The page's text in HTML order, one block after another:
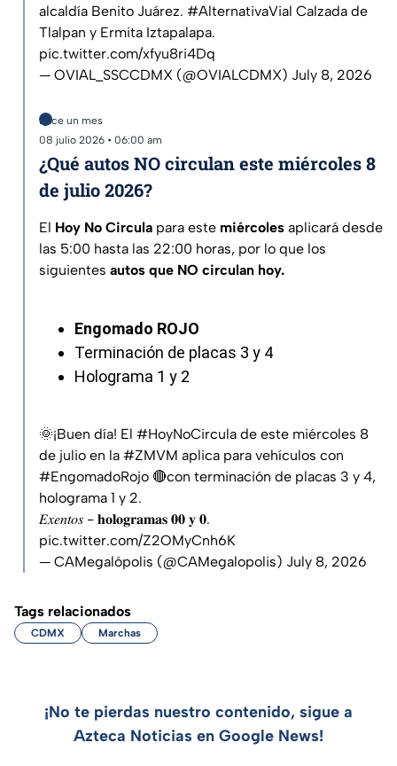
alcaldía Benito Juárez. #AlternativaVial Calzada de
Tlalpan y Ermita Iztapalapa.
pic.twitter.com/xfyu8ri4Dq
— OVIAL_SSCCDMX (@OVIALCDMX) July 8, 2026
Hace un mes
08 julio 2026 • 06:00 am
¿Qué autos NO circulan este miércoles 8
de julio 2026?
El Hoy No Circula para este miércoles aplicará desde
las 5:00 hasta las 22:00 horas, por lo que los
siguientes autos que NO circulan hoy.
Engomado ROJO
Terminación de placas 3 y 4
Holograma 1 y 2
🌞¡Buen día! El #HoyNoCircula de este miércoles 8
de julio en la #ZMVM aplica para vehículos con
#EngomadoRojo 🔴con terminación de placas 3 y 4,
holograma 1 y 2.
𝐸𝑥𝑒𝑛𝑡𝑜𝑠 - 𝐡𝐨𝐥𝐨𝐠𝐫𝐚𝐦𝐚𝐬 𝟎𝟎 𝐲 𝟎.
pic.twitter.com/Z2OMyCnh6K
— CAMegalópolis (@CAMegalopolis) July 8, 2026
Tags relacionados
CDMX Marchas
¡No te pierdas nuestro contenido, sigue a
Azteca Noticias en Google News!